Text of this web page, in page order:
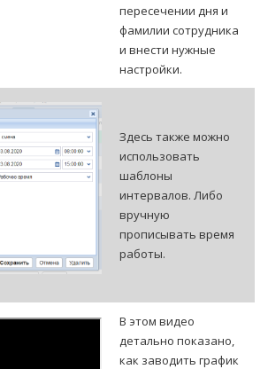
пересечении дня и
фамилии сотрудника
и внести нужные
настройки.
Здесь также можно
использовать
шаблоны
интервалов. Либо
вручную
прописывать время
работы.
В этом видео
детально показано,
как заводить график